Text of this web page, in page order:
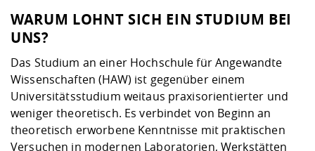
WARUM LOHNT SICH EIN STUDIUM BEI
UNS?
Das Studium an einer Hochschule für Angewandte
Wissenschaften (HAW) ist gegenüber einem
Universitätsstudium weitaus praxisorientierter und
weniger theoretisch. Es verbindet von Beginn an
theoretisch erworbene Kenntnisse mit praktischen
Versuchen in modernen Laboratorien, Werkstätten